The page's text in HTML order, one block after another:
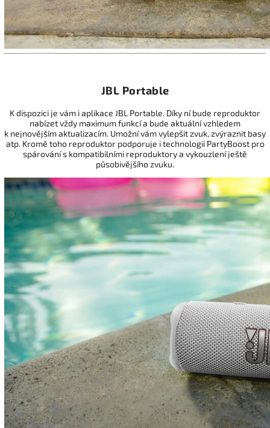
JBL Portable
K dispozici je vám i aplikace JBL Portable. Díky ní bude reproduktor
nabízet vždy maximum funkcí a bude aktuální vzhledem
k nejnovějším aktualizacím. Umožní vám vylepšit zvuk, zvýraznit basy
atp. Kromě toho reproduktor podporuje i technologii PartyBoost pro
spárování s kompatibilními reproduktory a vykouzlení ještě
působivějšího zvuku.